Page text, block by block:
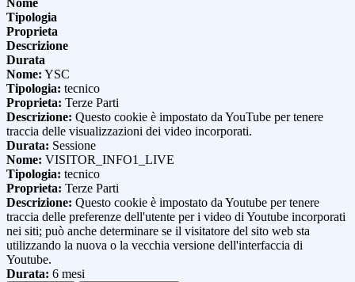
Nome
Tipologia
Proprieta
Descrizione
Durata
Nome: YSC
Tipologia: tecnico
Proprieta: Terze Parti
Descrizione: Questo cookie è impostato da YouTube per tenere
traccia delle visualizzazioni dei video incorporati.
Durata: Sessione
Nome: VISITOR_INFO1_LIVE
Tipologia: tecnico
Proprieta: Terze Parti
Descrizione: Questo cookie è impostato da Youtube per tenere
traccia delle preferenze dell'utente per i video di Youtube incorporati
nei siti; può anche determinare se il visitatore del sito web sta
utilizzando la nuova o la vecchia versione dell'interfaccia di
Youtube.
Durata: 6 mesi